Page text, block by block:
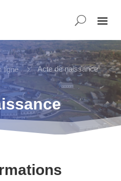
ligne 5 Acte de naissance